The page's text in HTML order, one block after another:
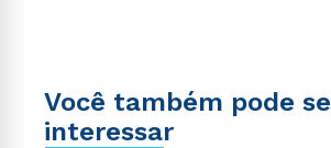
Você também pode se
interessar